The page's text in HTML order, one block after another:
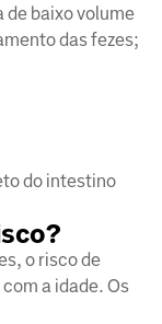
de baixo volume
das fezes;
do intestino
o risco de
a idade. Os